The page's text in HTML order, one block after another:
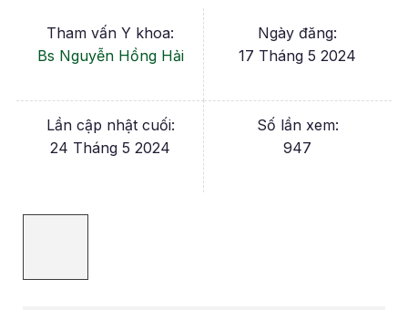
Tham vấn Y khoa:
Bs Nguyễn Hồng Hải
Ngày đăng:
17 Tháng 5 2024
Lần cập nhật cuối:
24 Tháng 5 2024
Số lần xem:
947